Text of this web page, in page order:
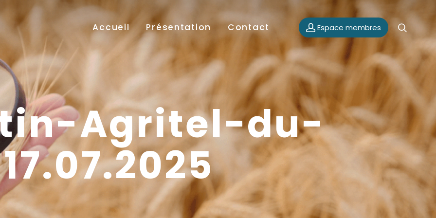
Accueil Présentation Contact Espace membres
Agritel-du-
17.07.2025